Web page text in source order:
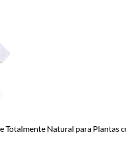
Natural para Plantas